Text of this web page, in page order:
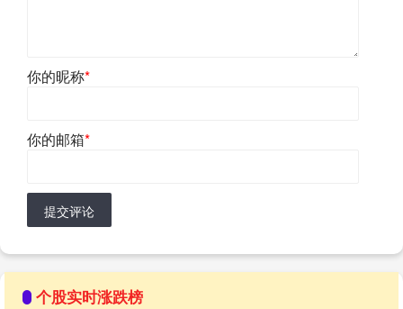
你的昵称*
你的邮箱*
提交评论
个股实时涨跌榜